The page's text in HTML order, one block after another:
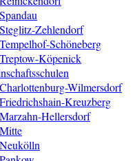
Spandau
Steglitz-Zehlendorf
Tempelhof-Schöneberg
Treptow-Köpenick
Charlottenburg-Wilmersdorf
Friedrichshain-Kreuzberg
Marzahn-Hellersdorf
Mitte
Neukölln